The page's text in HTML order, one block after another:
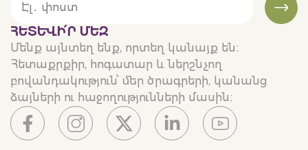
ՀԵՏԵՒԻ՛Ր ՄԵԶ
Մենք այնտեղ ենք, որտեղ կանայք են։
Հետաքրքիր, հոգատար և ներշնչող
բովանդակություն՝ մեր ծրագրերի, կանանց
ձայների ու հաջողությունների մասին։